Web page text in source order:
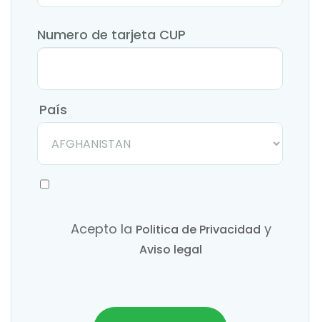
Numero de tarjeta CUP
País
Acepto la Politica de Privacidad y
Aviso legal